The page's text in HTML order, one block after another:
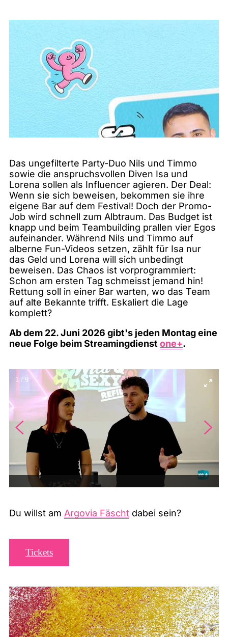
Das ungefilterte Party-Duo Nils und Timmo
sowie die anspruchsvollen Diven Isa und
Lorena sollen als Influencer agieren. Der Deal:
Wenn sie sich beweisen, bekommen sie ihre
eigene Bar auf dem Festival! Doch der Promo-
Job wird schnell zum Albtraum. Das Budget ist
knapp und beim Teambuilding prallen vier Egos
aufeinander. Während Nils und Timmo auf
alberne Fun-Videos setzen, zählt für Isa nur
das Geld und Lorena will sich unbedingt
beweisen. Das Chaos ist vorprogrammiert:
Schon am ersten Tag schmeisst jemand hin!
Rettung soll in einer Bar warten, wo das Team
auf alte Bekannte trifft. Eskaliert die Lage
komplett?
Ab dem 22. Juni 2026 gibt's jeden Montag eine
neue Folge beim Streamingdienstone+.
1 / 9
Du willst am Argovia Fäscht dabei sein?
Tickets
1/11